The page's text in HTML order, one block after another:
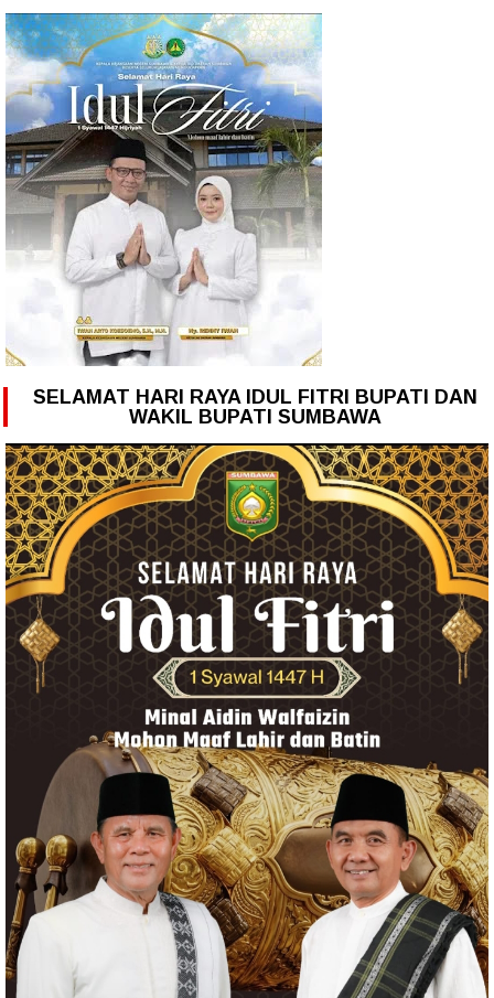
SELAMAT HARI RAYA IDUL FITRI BUPATI DAN
WAKIL BUPATI SUMBAWA